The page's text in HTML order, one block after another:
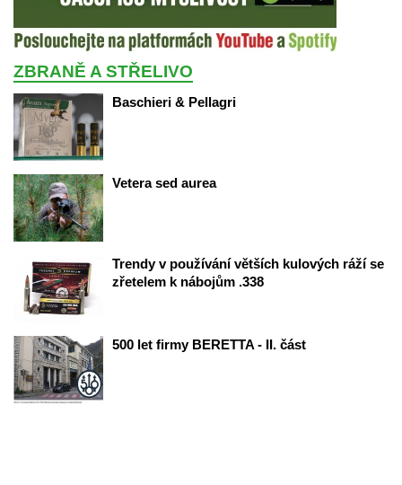
ZBRANĚ A STŘELIVO
Baschieri & Pellagri
Vetera sed aurea
Trendy v používání větších kulových ráží se
zřetelem k nábojům .338
500 let firmy BERETTA - II. část